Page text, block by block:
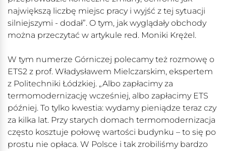
największą liczbę miejsc pracy i wyjść z tej sytuacji
silniejszymi - dodał”. O tym, jak wyglądały obchody
można przeczytać w artykule red. Moniki Krężel.
W tym numerze Górniczej polecamy też rozmowę o
ETS2 z prof. Władysławem Mielczarskim, ekspertem
z Politechniki Łódzkiej. „Albo zapłacimy za
termomodernizację wcześniej, albo zapłacimy ETS
później. To tylko kwestia: wydamy pieniądze teraz czy
za kilka lat. Przy starych domach termomodernizacja
często kosztuje połowę wartości budynku – to się po
prostu nie opłaca. W Polsce i tak zrobiliśmy bardzo